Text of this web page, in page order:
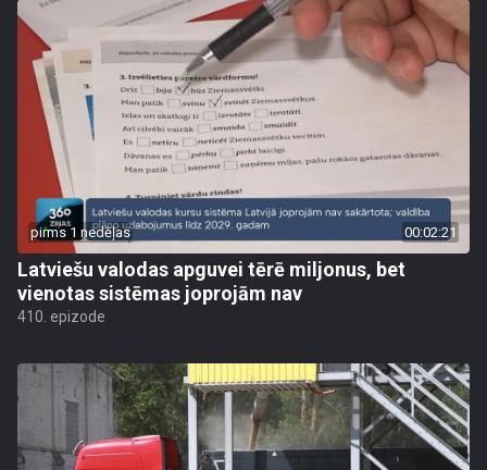
pirms 1 nedēļas 00:02:21
Latviešu valodas apguvei tērē miljonus, bet
vienotas sistēmas joprojām nav
410. epizode